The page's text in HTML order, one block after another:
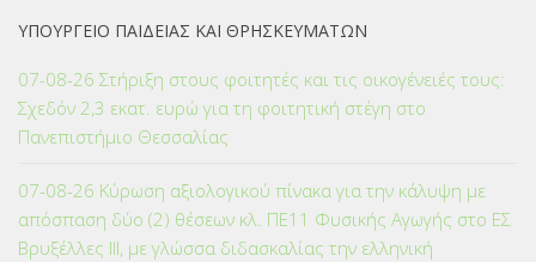
ΥΠΟΥΡΓΕΙΟ ΠΑΙΔΕΙΑΣ ΚΑΙ ΘΡΗΣΚΕΥΜΑΤΩΝ
07-08-26 Στήριξη στους φοιτητές και τις οικογένειές τους:
Σχεδόν 2,3 εκατ. ευρώ για τη φοιτητική στέγη στο
Πανεπιστήμιο Θεσσαλίας
07-08-26 Κύρωση αξιολογικού πίνακα για την κάλυψη με
απόσπαση δύο (2) θέσεων κλ. ΠΕ11 Φυσικής Αγωγής στο ΕΣ
Βρυξέλλες ΙΙΙ, με γλώσσα διδασκαλίας την ελληνική